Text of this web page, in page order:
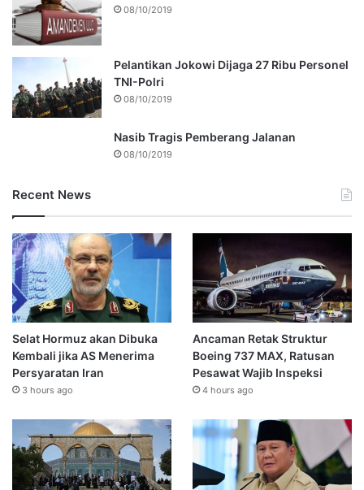
08/10/2019
Pelantikan Jokowi Dijaga 27 Ribu Personel
TNI-Polri
08/10/2019
Nasib Tragis Pemberang Jalanan
08/10/2019
Recent News
Selat Hormuz akan Dibuka
Kembali jika AS Menerima
Persyaratan Iran
3 hours ago
Ancaman Retak Struktur
Boeing 737 MAX, Ratusan
Pesawat Wajib Inspeksi
4 hours ago